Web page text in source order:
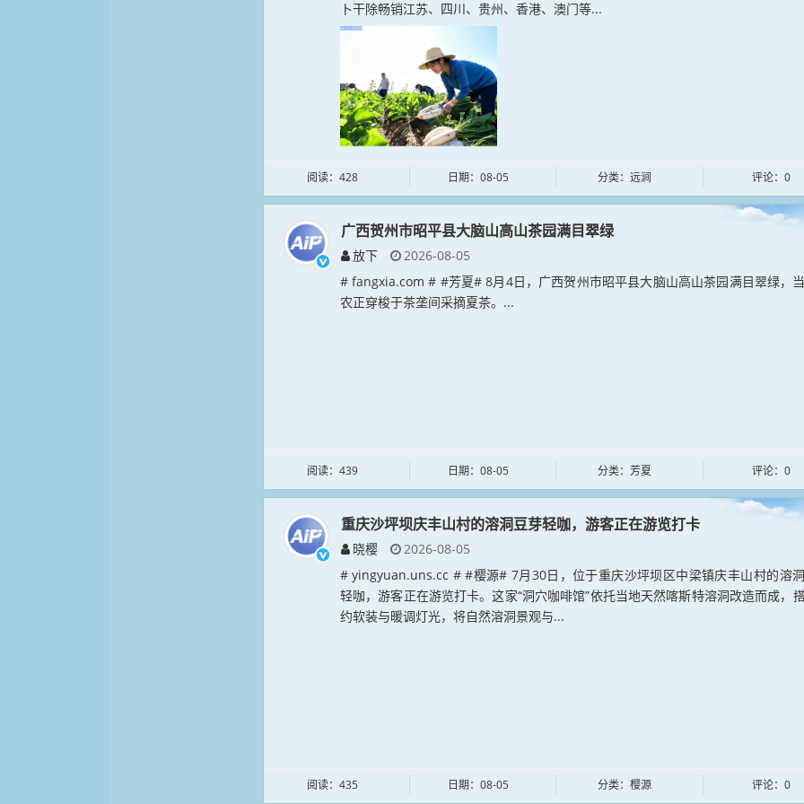
卜干除畅销江苏、四川、贵州、香港、澳门等...
阅读：428 日期：08-05 分类：远涧 评论：0
广西贺州市昭平县大脑山高山茶园满目翠绿
放下
2026-08-05
# fangxia.com # #芳夏# 8月4日，广西贺州市昭平县大脑山高山茶园满目翠绿，
农正穿梭于茶垄间采摘夏茶。...
阅读：439 日期：08-05 分类：芳夏 评论：0
重庆沙坪坝庆丰山村的溶洞豆芽轻咖，游客正在游览打卡
晓樱
2026-08-05
# yingyuan.uns.cc # #樱源# 7月30日，位于重庆沙坪坝区中梁镇庆丰山村的溶
轻咖，游客正在游览打卡。这家“洞穴咖啡馆”依托当地天然喀斯特溶洞改造而成，
约软装与暖调灯光，将自然溶洞景观与...
阅读：435 日期：08-05 分类：樱源 评论：0